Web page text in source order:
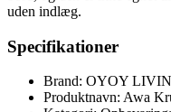
uden indlæg.
Specifikationer
Brand: OYOY
Produktnavn: Awa